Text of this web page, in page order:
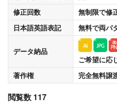
修正回数
無制限で修
日本語英語表記
無料で両パ
データ納品
ご希望に応
著作権
完全無料譲
閲覧数 117